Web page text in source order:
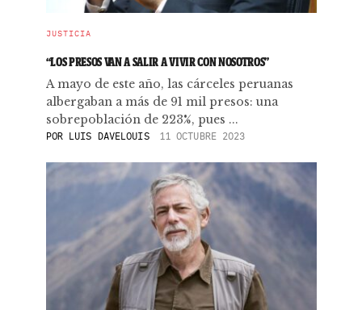
JUSTICIA
“LOS PRESOS VAN A SALIR A VIVIR CON NOSOTROS”
A mayo de este año, las cárceles peruanas
albergaban a más de 91 mil presos: una
sobrepoblación de 223%, pues ...
PORLUIS DAVELOUIS 11 OCTUBRE 2023